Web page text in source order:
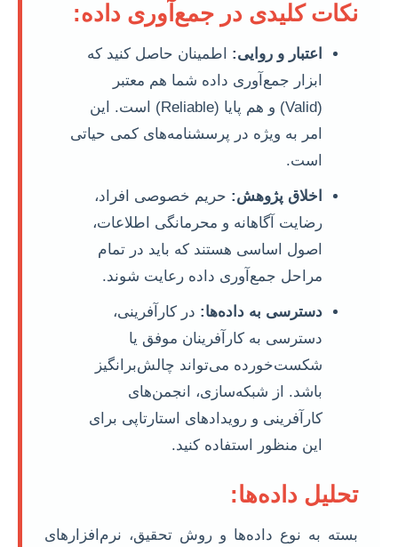
نکات کلیدی در جمع‌آوری داده:
اعتبار و روایی: اطمینان حاصل کنید که
ابزار جمع‌آوری داده شما هم معتبر
(Valid) و هم پایا (Reliable) است. این
امر به ویژه در پرسشنامه‌های کمی حیاتی
است.
اخلاق پژوهش: حریم خصوصی افراد،
رضایت آگاهانه و محرمانگی اطلاعات،
اصول اساسی هستند که باید در تمام
مراحل جمع‌آوری داده رعایت شوند.
دسترسی به داده‌ها: در کارآفرینی،
دسترسی به کارآفرینان موفق یا
شکست‌خورده می‌تواند چالش‌برانگیز
باشد. از شبکه‌سازی، انجمن‌های
کارآفرینی و رویدادهای استارتاپی برای
این منظور استفاده کنید.
تحلیل داده‌ها:
بسته به نوع داده‌ها و روش تحقیق، نرم‌افزارهای